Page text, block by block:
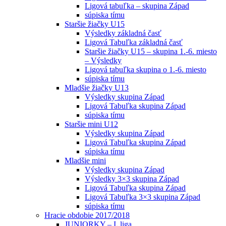
Ligová tabuľka – skupina Západ
súpiska tímu
Staršie žiačky U15
Výsledky základná časť
Ligová Tabuľka základná časť
Staršie žiačky U15 – skupina 1.-6. miesto
– Výsledky
Ligová tabuľka skupina o 1.-6. miesto
súpiska tímu
Mladšie žiačky U13
Výsledky skupina Západ
Ligová Tabuľka skupina Západ
súpiska tímu
Staršie mini U12
Výsledky skupina Západ
Ligová Tabuľka skupina Západ
súpiska tímu
Mladšie mini
Výsledky skupina Západ
Výsledky 3×3 skupina Západ
Ligová Tabuľka skupina Západ
Ligová Tabuľka 3×3 skupina Západ
súpiska tímu
Hracie obdobie 2017/2018
JUNIORKY – I. liga